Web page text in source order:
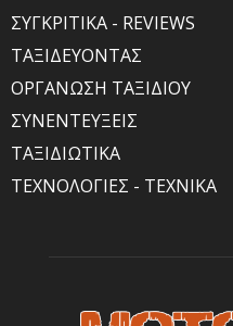
ΣΥΓΚΡΙΤΙΚΑ - REVIEWS
ΤΑΞΙΔΕΥΟΝΤΑΣ
ΟΡΓΑΝΩΣΗ ΤΑΞΙΔΙΟΥ
ΣΥΝΕΝΤΕΥΞΕΙΣ
ΤΑΞΙΔΙΩΤΙΚΑ
ΤΕΧΝΟΛΟΓΙΕΣ - ΤΕΧΝΙΚΑ